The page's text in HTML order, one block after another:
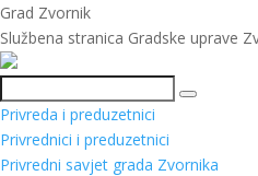
Grad Zvornik
Službena stranica Gradske uprave
Pretraga
Privreda i preduzetnici
Privrednici i preduzetnici
Privredni savjet grada Zvornika